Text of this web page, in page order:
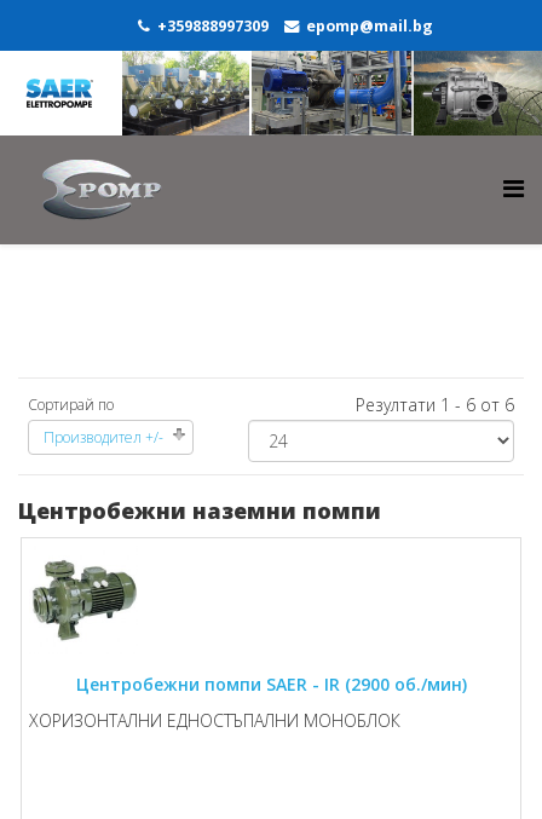
+359888997309 epomp@mail.bg
Сортирай по
Производител +/-
Резултати 1 - 6 от 6
Центробежни наземни помпи
Центробежни помпи SAER - IR (2900 об./мин)
ХОРИЗОНТАЛНИ ЕДНОСТЪПАЛНИ MОНОБЛОК